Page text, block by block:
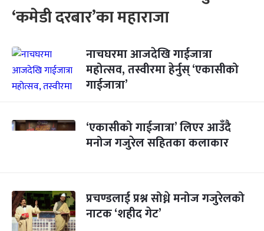
‘कमेडी दरबार’का महाराजा
नाचघरमा आजदेखि गाईजात्रा
महोत्सव, तस्वीरमा हेर्नुस् ‘एकासीको
गाईजात्रा’
‘एकासीको गाईजात्रा’ लिएर आउँदै
मनोज गजुरेल सहितका कलाकार
प्रचण्डलाई प्रश्न सोध्ने मनोज गजुरेलको
नाटक ‘शहीद गेट’